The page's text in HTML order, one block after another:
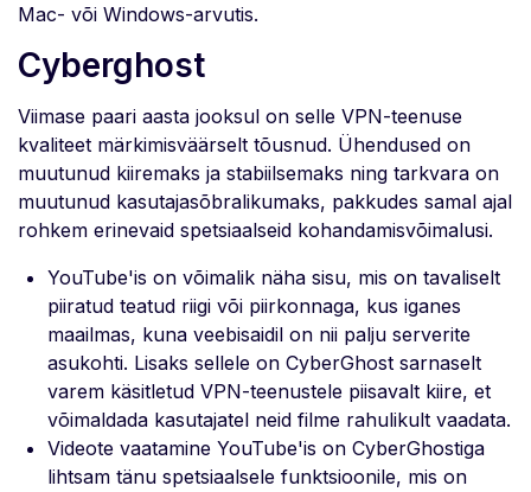
Mac- või Windows-arvutis.
Cyberghost
Viimase paari aasta jooksul on selle VPN-teenuse
kvaliteet märkimisväärselt tõusnud. Ühendused on
muutunud kiiremaks ja stabiilsemaks ning tarkvara on
muutunud kasutajasõbralikumaks, pakkudes samal ajal
rohkem erinevaid spetsiaalseid kohandamisvõimalusi.
YouTube'is on võimalik näha sisu, mis on tavaliselt
piiratud teatud riigi või piirkonnaga, kus iganes
maailmas, kuna veebisaidil on nii palju serverite
asukohti. Lisaks sellele on CyberGhost sarnaselt
varem käsitletud VPN-teenustele piisavalt kiire, et
võimaldada kasutajatel neid filme rahulikult vaadata.
Videote vaatamine YouTube'is on CyberGhostiga
lihtsam tänu spetsiaalsele funktsioonile, mis on